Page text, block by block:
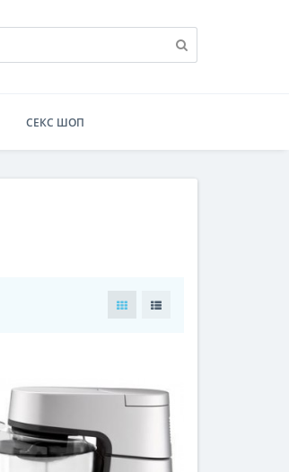
СЕКС ШОП